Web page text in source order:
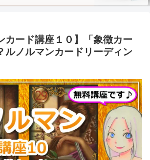
カード講座１０】「象徴カー
ルノルマンカードリーディン